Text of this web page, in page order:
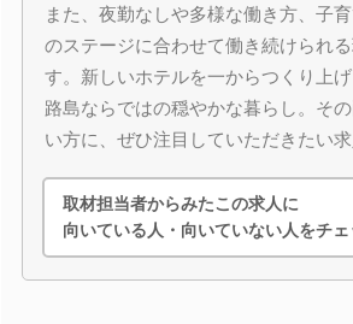
また、夜勤なしや多様な働き方、子
のステージに合わせて働き続けられ
す。新しいホテルを一からつくり上
路島ならではの穏やかな暮らし。そ
い方に、ぜひ注目していただきたい求
取材担当者からみたこの求人に
向いている人・向いていない人をチェ